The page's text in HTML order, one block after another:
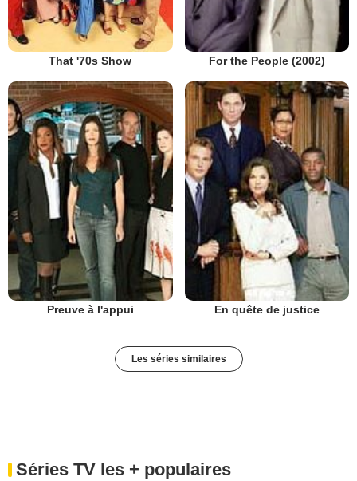
That '70s Show For the People (2002)
Preuve à l'appui En quête de justice
Les séries similaires
Séries TV les + populaires